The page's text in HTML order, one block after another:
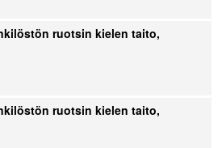
ruotsin kielen taito,
ruotsin kielen taito,